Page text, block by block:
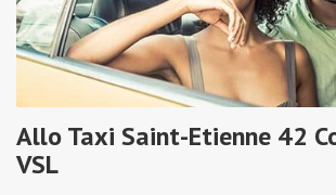
Allo Taxi Saint-Etienne 42
VSL